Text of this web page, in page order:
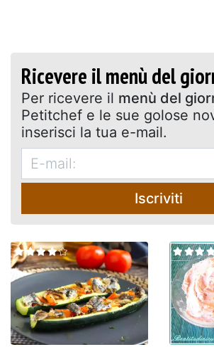
Ricevere il menù del
Per ricevere il menù del
Petitchef e le sue golose
inserisci la tua e-mail.
Iscriviti